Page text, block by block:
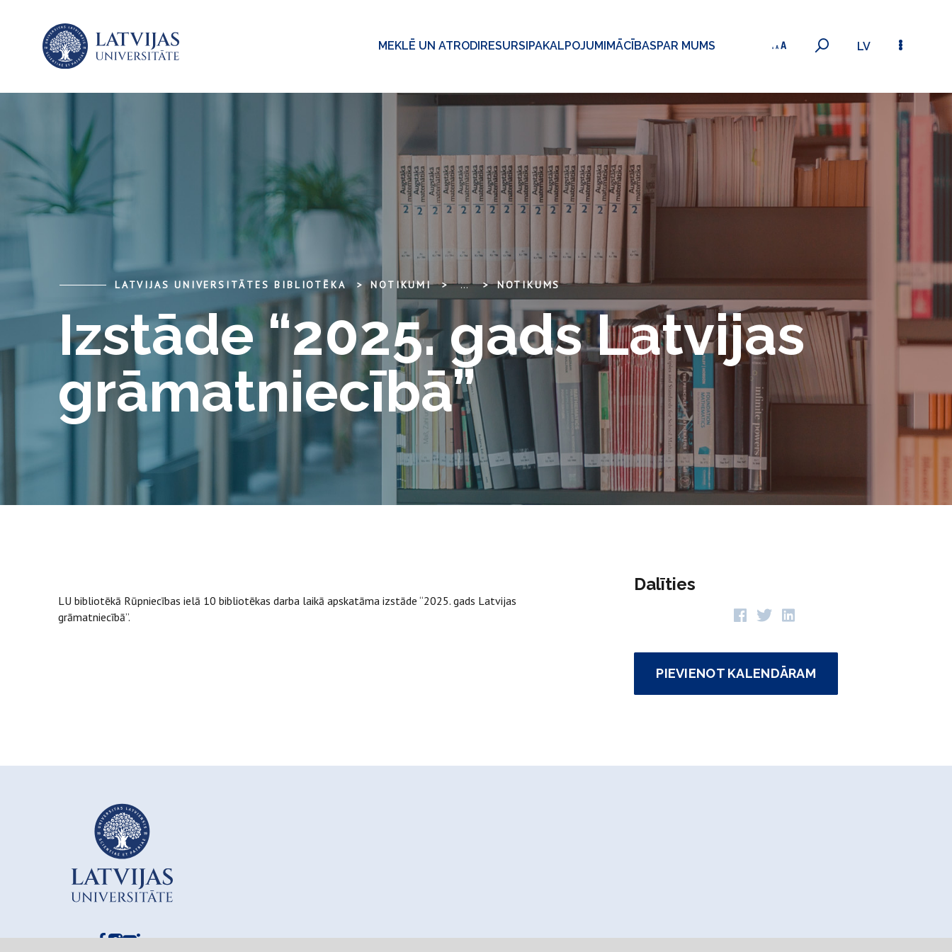
MEKLĒ UN ATRODIRESURSIPAKALPOJUMIMĀCĪBASPAR MUMS LV
LATVIJAS UNIVERSITĀTES BIBLIOTĒKA NOTIKUMI ... NOTIKUMS
Izstāde “2025. gads Latvijas
grāmatniecībā”
LU bibliotēkā Rūpniecības ielā 10 bibliotēkas darba laikā apskatāma izstāde “2025. gads Latvijas
grāmatniecībā”.
Dalīties
PIEVIENOT KALENDĀRAM